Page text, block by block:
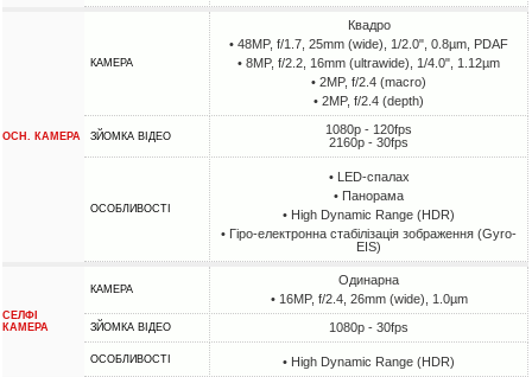
ОСН. КАМЕРА
КАМЕРА
Квадро
• 48MP, f/1.7, 25mm (wide), 1/2.0", 0.8µm, PDAF
• 8MP, f/2.2, 16mm (ultrawide), 1/4.0", 1.12µm
• 2MP, f/2.4 (macro)
• 2MP, f/2.4 (depth)
ЗЙОМКА ВІДЕО
1080p - 120fps
2160p - 30fps
ОСОБЛИВОСТІ
• LED-спалах
• Панорама
• High Dynamic Range (HDR)
• Гіро-електронна стабілізація зображення (Gyro-
EIS)
СЕЛФІ
КАМЕРА
КАМЕРА
Одинарна
• 16MP, f/2.4, 26mm (wide), 1.0µm
ЗЙОМКА ВІДЕО 1080p - 30fps
ОСОБЛИВОСТІ • High Dynamic Range (HDR)